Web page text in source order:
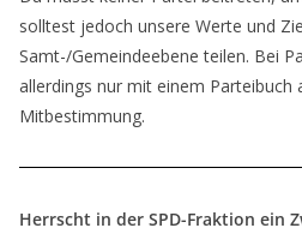
solltest jedoch unsere Werte und
Samt-/Gemeindeebene teilen. Bei
allerdings nur mit einem Parteibuch
Mitbestimmung.
Herrscht in der SPD-Fraktion ein